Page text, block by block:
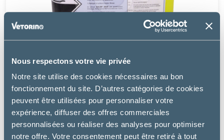
Nous respectons votre vie privée
Notre site utilise des cookies nécessaires au bon
fonctionnement du site. D’autres catégories de cookies
peuvent être utilisées pour personnaliser votre
expérience, diffuser des offres commerciales
personnalisées ou réaliser des analyses pour optimiser
notre offre. Votre consentement peut être retiré à tout
KERSIA HYPRED
GALOX AZUR